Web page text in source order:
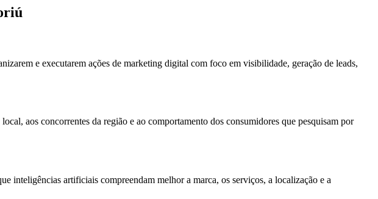
e executarem ações de marketing digital com foco em visibilidade, geração de leads,
aos concorrentes da região e ao comportamento dos consumidores que pesquisam por
inteligências artificiais compreendam melhor a marca, os serviços, a localização e a